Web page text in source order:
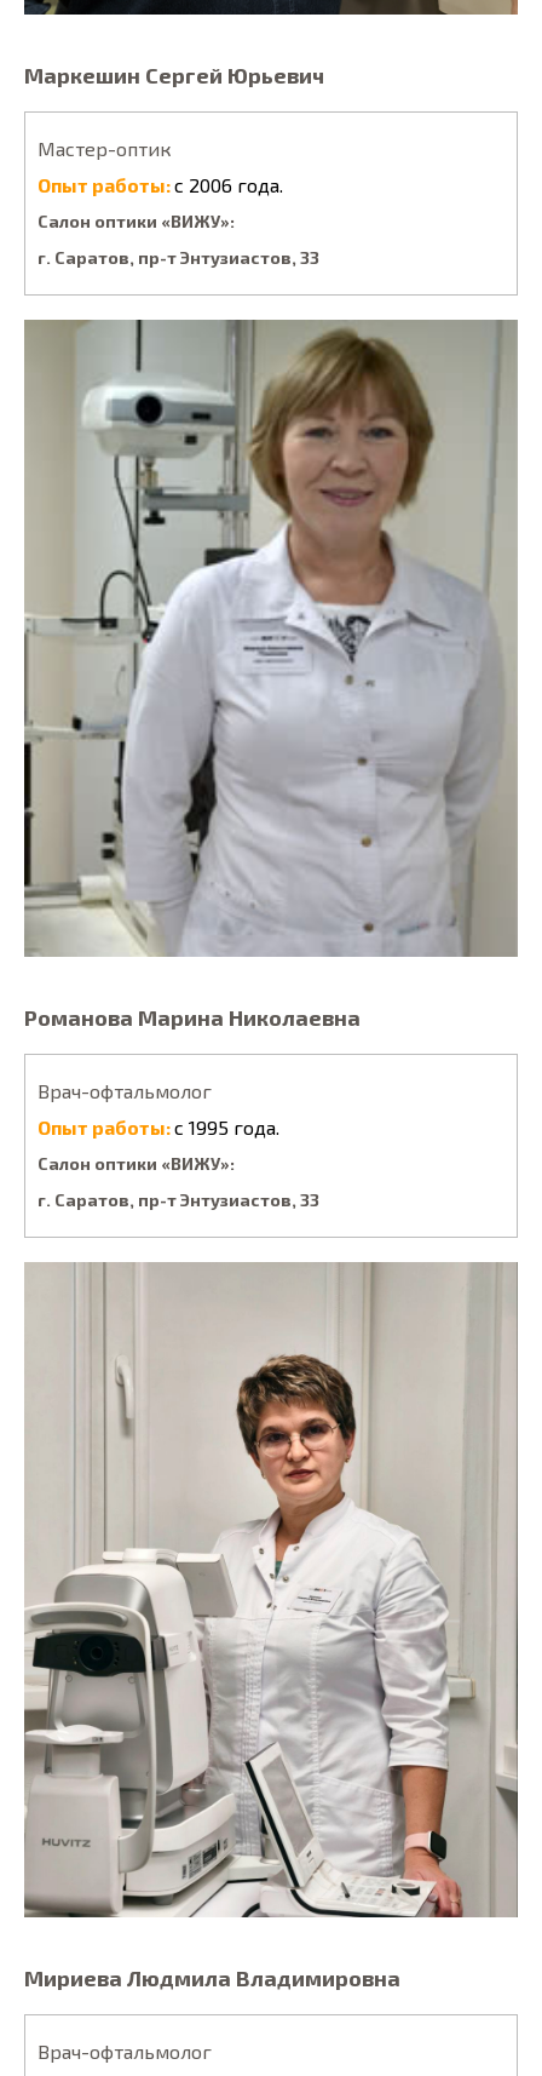
Маркешин Сергей Юрьевич
Мастер-оптик
Опыт работы:с 2006 года.
Салон оптики «ВИЖУ»:
г. Саратов, пp-т Энтузиacтoв, 33
Романова Марина Николаевна
Врач-офтальмолог
Опыт работы:с 1995 года.
Салон оптики «ВИЖУ»:
г. Саратов, пp-т Энтузиacтoв, 33
Мириева Людмила Владимировна
Врач-офтальмолог